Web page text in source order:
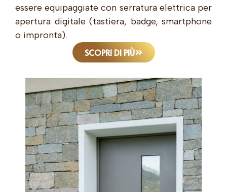
essere equipaggiate con serratura elettrica per
apertura digitale (tastiera, badge, smartphone
o impronta).
SCOPRI DI PIÙ